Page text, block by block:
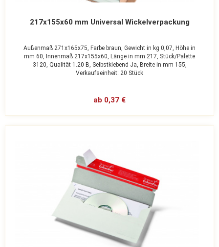
217x155x60 mm Universal Wickelverpackung
Außenmaß 271x165x75, Farbe braun, Gewicht in kg 0,07, Höhe in
mm 60, Innenmaß 217x155x60, Länge in mm 217, Stück/Palette
3120, Qualität 1.20 B, Selbstklebend Ja, Breite in mm 155,
Verkaufseinheit: 20 Stück
ab 0,37 €